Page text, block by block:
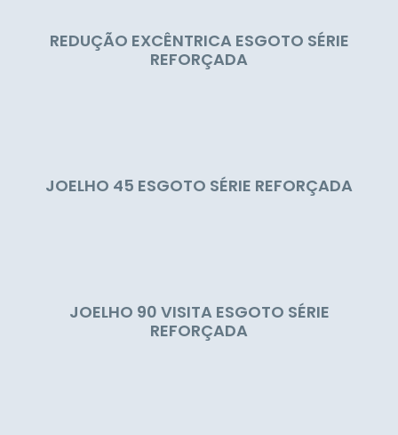
REDUÇÃO EXCÊNTRICA ESGOTO SÉRIE
REFORÇADA
JOELHO 45 ESGOTO SÉRIE REFORÇADA
JOELHO 90 VISITA ESGOTO SÉRIE
REFORÇADA